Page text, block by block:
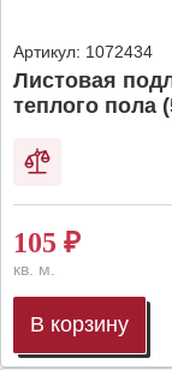
Артикул: 1072434
Листовая
теплого пола
105 ₽
кв. м.
В корзину